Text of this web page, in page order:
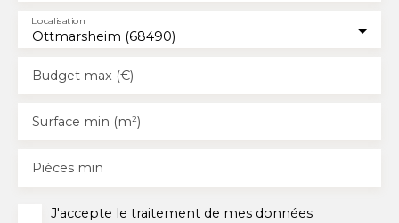
Ottmarsheim (68490)
Localisation
Budget max (€)
Surface min (m²)
Pièces min
J'accepte le traitement de mes données